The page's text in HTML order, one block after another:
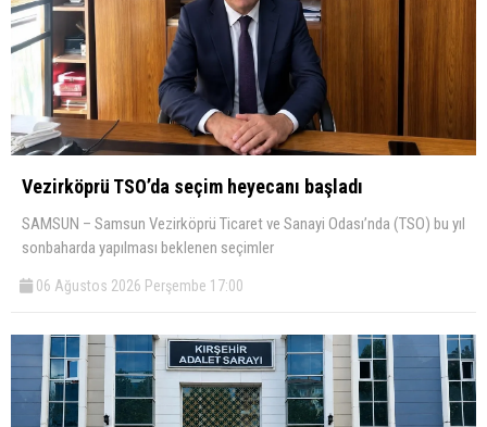
Vezirköprü TSO’da seçim heyecanı başladı
SAMSUN – Samsun Vezirköprü Ticaret ve Sanayi Odası’nda (TSO) bu yıl
sonbaharda yapılması beklenen seçimler
06 Ağustos 2026 Perşembe 17:00